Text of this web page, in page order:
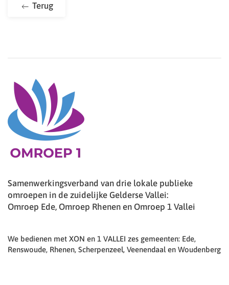
Terug
Samenwerkingsverband van drie lokale publieke
omroepen in de zuidelijke Gelderse Vallei:
Omroep Ede, Omroep Rhenen en Omroep 1 Vallei
We bedienen met XON en 1 VALLEI zes gemeenten: Ede,
Renswoude, Rhenen, Scherpenzeel, Veenendaal en Woudenberg